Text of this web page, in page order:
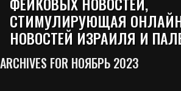
СТИМУЛИРУЮЩАЯ
НОВОСТЕЙ ИЗРАИЛЯ И
ARCHIVES FOR НОЯБРЬ 2023